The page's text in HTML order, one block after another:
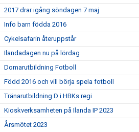
2017 drar igång söndagen 7 maj
Info barn födda 2016
Cykelsafarin återuppstår
Ilandadagen nu på lördag
Domarutbildning Fotboll
Född 2016 och vill börja spela fotboll
Tränarutbildning D i HBKs regi
Kioskverksamheten på Ilanda IP 2023
Årsmötet 2023